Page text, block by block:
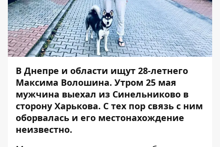
В Днепре и области ищут 28-летнего
Максима Волошина. Утром 25 мая
мужчина выехал из Синельниково в
сторону Харькова. С тех пор связь с ним
оборвалась и его местонахождение
неизвестно.